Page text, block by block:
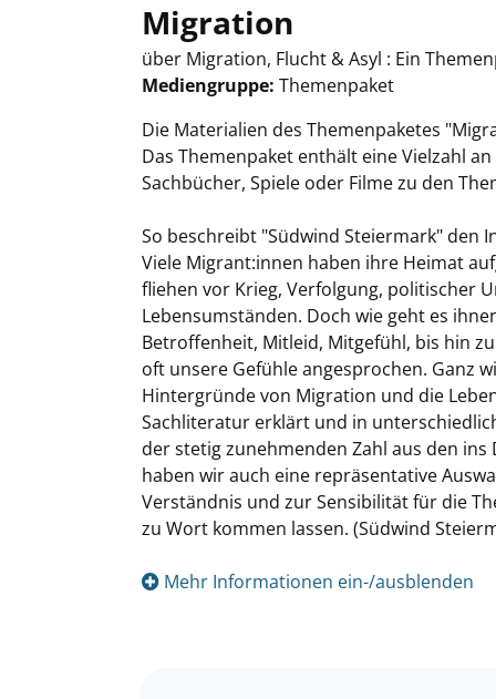
Migration
über Migration, Flucht & Asyl : Ein
Mediengruppe: Themenpaket
Die Materialien des Themenpaketes
Das Themenpaket enthält eine Vielzahl
Sachbücher, Spiele oder Filme zu den
So beschreibt "Südwind Steiermark" den
Viele Migrant:innen haben ihre Heimat
fliehen vor Krieg, Verfolgung, politischer
Lebensumständen. Doch wie geht es
Betroffenheit, Mitleid, Mitgefühl, bis hin
oft unsere Gefühle angesprochen. Ganz
Hintergründe von Migration und die
Sachliteratur erklärt und in
der stetig zunehmenden Zahl aus den
haben wir auch eine repräsentative
Verständnis und zur Sensibilität für die
zu Wort kommen lassen. (Südwind
Mehr Informationen ein-/ausblenden